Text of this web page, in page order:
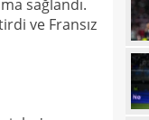
sağlandı.
ve Fransız
5